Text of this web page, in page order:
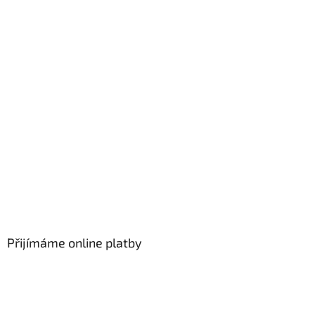
Přijímáme online platby